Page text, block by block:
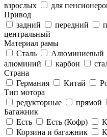
взрослых
для
Привод
задний
передний
центральный
Материал рамы
Cталь
Алюминиевый
алюминий
карбон
Страна
Германия
Китай
Тип мотора
редукторные
прямой
Багажник
Есть
Есть (Кофр)
Корзина и багажник